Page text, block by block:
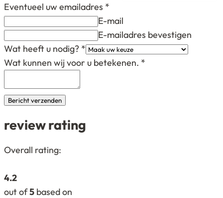
Eventueel uw emailadres *
E-mail
E-mailadres bevestigen
Wat heeft u nodig? *
Wat kunnen wij voor u betekenen. *
Bericht verzenden
review rating
4,2
based
on
Overall rating:
4.2
out of5 based on